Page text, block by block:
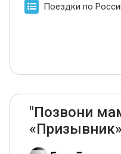
Поездки по
"Позвони
«Призывник»